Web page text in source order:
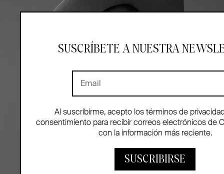
SUSCRÍBETE A NUESTRA
Al suscribirme, acepto los términos de
consentimiento para recibir correos electrónicos de
con la información más reciente.
SUSCRIBIRSE